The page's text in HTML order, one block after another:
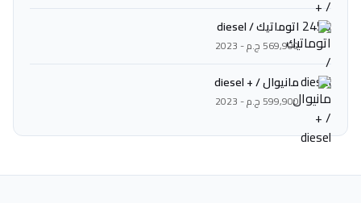
اتوماتيك / diesel
569,900 ج.م - 2023
مانيوال / + diesel
599,900 ج.م - 2023